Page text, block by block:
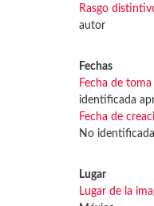
Rasgo
autor
Fechas
Fecha de
identificada
Fecha de
No
Lugar
Lugar de la